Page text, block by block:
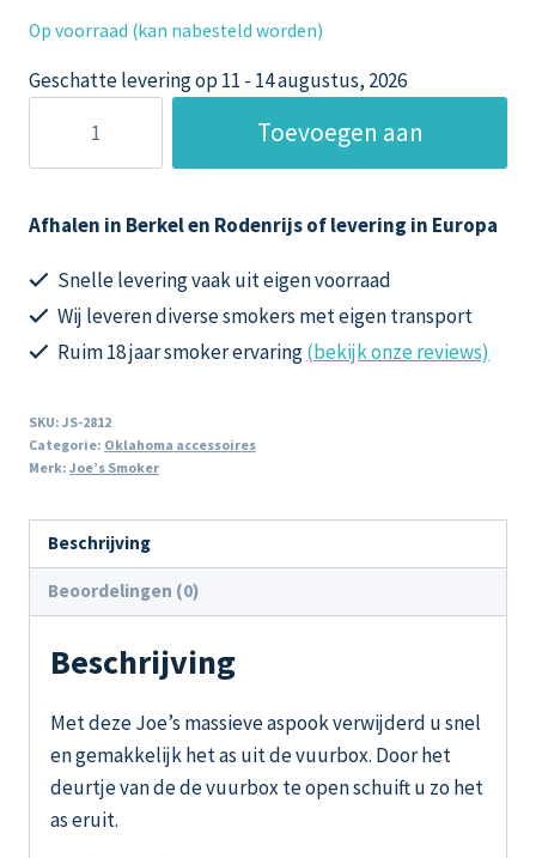
Op voorraad (kan nabesteld worden)
Geschatte levering op 11 - 14 augustus, 2026
aantal
Toevoegen aan
Afhalen in Berkel en Rodenrijs of levering in Europa
Snelle levering vaak uit eigen voorraad
Wij leveren diverse smokers met eigen transport
Ruim 18 jaar smoker ervaring(bekijk onze reviews)
SKU: JS-2812
Categorie: Oklahoma accessoires
Merk: Joe’s Smoker
Beschrijving
Beoordelingen (0)
Beschrijving
Met deze Joe’s massieve aspook verwijderd u snel
en gemakkelijk het as uit de vuurbox. Door het
deurtje van de de vuurbox te open schuift u zo het
as eruit.